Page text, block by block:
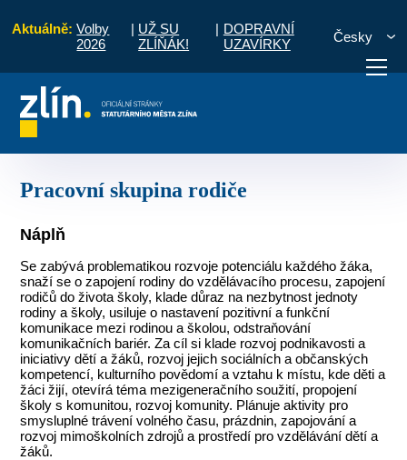
Aktuálně: Volby
2026
| UŽ SU
ZLÍŇÁK!
| DOPRAVNÍ
UZAVÍRKY
Česky
Potřebuji zaplatit
Pracovní skupina rodiče
Náplň
Se zabývá problematikou rozvoje potenciálu každého žáka,
snaží se o zapojení rodiny do vzdělávacího procesu, zapojení
rodičů do života školy, klade důraz na nezbytnost jednoty
rodiny a školy, usiluje o nastavení pozitivní a funkční
komunikace mezi rodinou a školou, odstraňování
komunikačních bariér. Za cíl si klade rozvoj podnikavosti a
iniciativy dětí a žáků, rozvoj jejich sociálních a občanských
kompetencí, kulturního povědomí a vztahu k místu, kde děti a
žáci žijí, otevírá téma mezigeneračního soužití, propojení
školy s komunitou, rozvoj komunity. Plánuje aktivity pro
smysluplné trávení volného času, prázdnin, zapojování a
rozvoj mimoškolních zdrojů a prostředí pro vzdělávání dětí a
žáků.